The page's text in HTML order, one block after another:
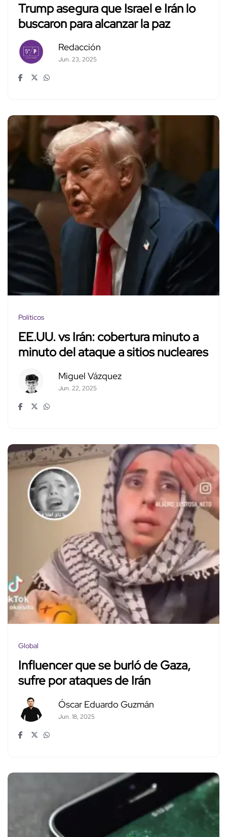
Trump asegura que Israel e Irán lo
buscaron para alcanzar la paz
Redacción
Jun. 23, 2025
Políticos
EE.UU. vs Irán: cobertura minuto a
minuto del ataque a sitios nucleares
Miguel Vázquez
Jun. 22, 2025
Global
Influencer que se burló de Gaza,
sufre por ataques de Irán
Óscar Eduardo Guzmán
Jun. 18, 2025